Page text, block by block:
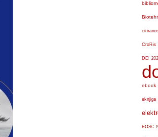
CroRis
DEI
ebook
eknjiga
EOSC